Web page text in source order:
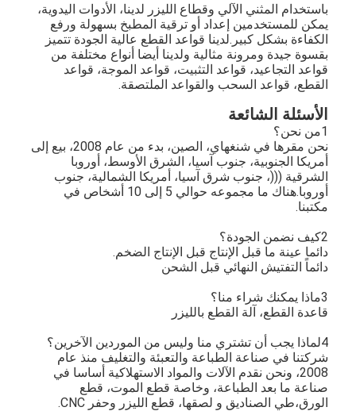
باستخدام المثني الآلي وقطاع الليزر لدينا، الأدوات اليدوية،
يمكن للمستخدمين إعداد أو ترقية المطبخ بسهولة ورفع
الكفاءة بشكل كبير.لدينا قواعد القطع عالية الجودة تتميز
بقسوة جيدة ومرونة مثالية ولدينا أيضا أنواع مختلفة من
قواعد التجاعيد، قواعد التثبيت، قواعد الموجة، قواعد
القطع، قواعد السحب والقواعد الملتصقة.
الأسئلة الشائعة
1من نحن؟
نحن مقرها في شنغهاي، الصين، بدء من عام 2008، بيع إلى
أمريكا الجنوبية، جنوب آسيا، الشرق الأوسط، أوروبا
الشرقية (((، جنوب شرق آسيا، أمريكا الشمالية، جنوب
أوروبا.هناك ما مجموعه حوالي 5 إلى 10 أشخاص في
مكتبنا.
2كيف نضمن الجودة؟
دائما عينة ما قبل الإنتاج قبل الإنتاج الضخم.
دائماً التفتيش النهائي قبل الشحن
3ماذا يمكنك شراء منا؟
قاعدة القطع، آلة القطع بالليزر
4لماذا يجب أن تشتري منا وليس من الموردين الآخرين؟
شركتنا في صناعة الطباعة والتعبئة والتغليف منذ عام
2008، ونحن نقدم الآلات والمواد الاستهلاكية أساسا في
صناعة ما بعد الطباعة، وخاصة قطع الموت، قطع
الورق،طي الصناديق و لصقها، قطع الليزر وحفر CNC.